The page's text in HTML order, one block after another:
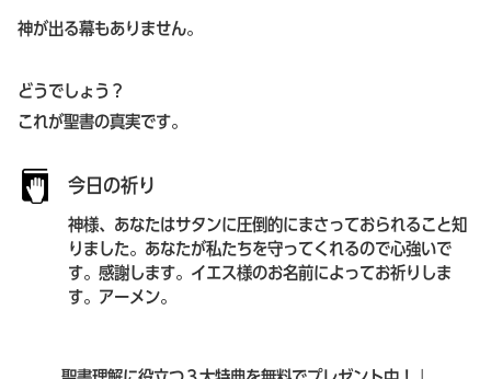
神が出る幕もありません。
どうでしょう？
これが聖書の真実です。
今日の祈り
神様、あなたはサタンに圧倒的にまさっておられること知
りました。あなたが私たちを守ってくれるので心強いで
す。感謝します。イエス様のお名前によってお祈りしま
す。アーメン。